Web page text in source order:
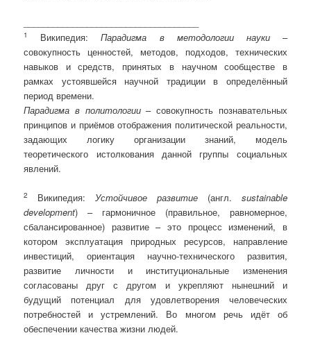
1 Википедия: Парадигма в методологии науки–
совокупность ценностей, методов, подходов, технических
навыков и средств, принятых в научном сообществе в
рамках устоявшейся научной традиции в определённый
период времени.
Парадигма в политологии– совокупность познавательных
принципов и приёмов отображения политической реальности,
задающих логику организации знаний, модель
теоретического истолкования данной группы социальных
явлений.
2 Википедия: Устойчивое развитие (англ. sustainable
development) – гармоничное (правильное, равномерное,
сбалансированное) развитие – это процесс изменений, в
котором эксплуатация природных ресурсов, направление
инвестиций, ориентация научно-технического развития,
развитие личности и институциональные изменения
согласованы друг с другом и укрепляют нынешний и
будущий потенциал для удовлетворения человеческих
потребностей и устремлений. Во многом речь идёт об
обеспечении качества жизни людей.